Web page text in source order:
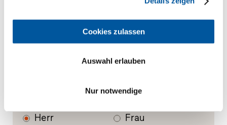
Cookies zulassen
Auswahl erlauben
Nur notwendige
Herr Frau